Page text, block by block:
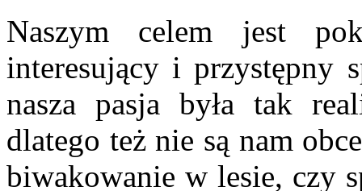
Naszym celem jest
interesujący i przystępny
nasza pasja była tak
dlatego też nie są nam
biwakowanie w lesie, czy